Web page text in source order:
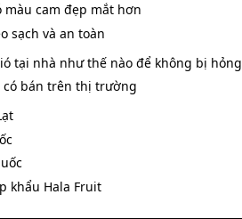
màu cam đẹp mắt hơn
sạch và an toàn
tại nhà như thế nào để không bị hỏng
có bán trên thị trường
khẩu Hala Fruit